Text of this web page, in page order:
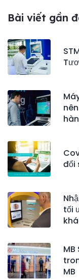
Bài viết gần
đổi
tối
MB